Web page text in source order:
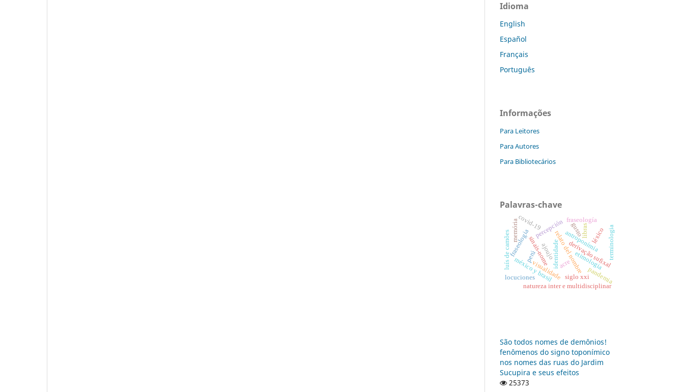
Idioma
English
Español
Français
Português
Informações
Para Leitores
Para Autores
Para Bibliotecários
Palavras-chave
antroponímia
sinais-nome
libras
visualidade
identidade
relato del nombre
siglo xxi
méxico y brasil
fraseologia
natureza inter e multidisciplinar
derivação sufixal
etimologia terminologia
percepción fraseología
locuciones
gusto
pandemia
covid-19
ajoujo
léxico
memória
acre
luís de camões perú
São todos nomes de demônios!
fenômenos do signo toponímico
nos nomes das ruas do Jardim
Sucupira e seus efeitos
25373